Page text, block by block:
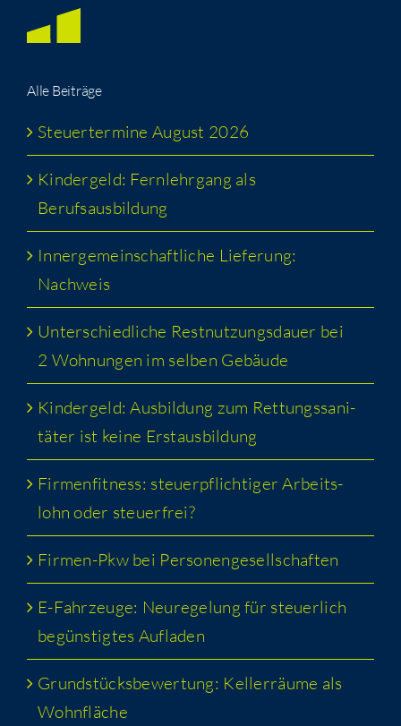
Alle Bei­trä­ge
Steu­er­ter­mi­ne August 2026
Kin­der­geld: Fern­lehr­gang als
Berufsausbildung
Inner­ge­mein­schaft­li­che Lie­fe­rung:
Nachweis
Unter­schied­li­che Rest­nut­zungs­dau­er bei
2 Woh­nun­gen im sel­ben Gebäude
Kin­der­geld: Aus­bil­dung zum Ret­tungs­sa­ni­
tä­ter ist kei­ne Erstausbildung
Fir­men­fit­ness: steu­er­pflich­ti­ger Arbeits­
lohn oder steuerfrei?
Fir­men-Pkw bei Personengesellschaften
E-Fahr­zeu­ge: Neu­re­ge­lung für steu­er­lich
begüns­tig­tes Aufladen
Grund­stücks­be­wer­tung: Kel­ler­räu­me als
Wohnfläche